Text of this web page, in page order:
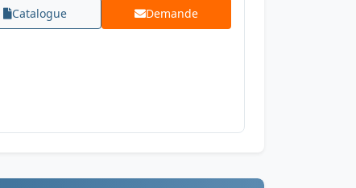
Catalogue Demande